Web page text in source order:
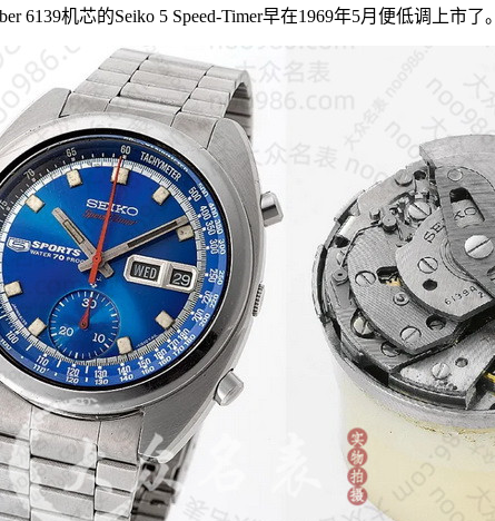
机芯的Seiko 5 Speed-Timer早在1969年5月便低调上市了。